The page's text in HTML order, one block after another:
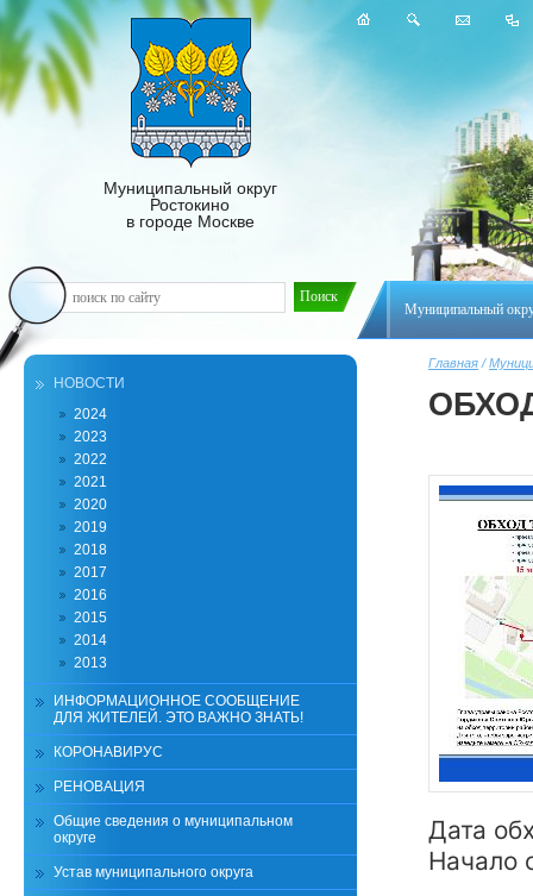
Муниципальный
Муниципальный округ
Ростокино
в городе Москве
Главная /
Дата
Начало
НОВОСТИ
2024
2023
2022
2021
2020
2019
2018
2017
2016
2015
2014
2013
ИНФОРМАЦИОННОЕ СООБЩЕНИЕ
ДЛЯ ЖИТЕЛЕЙ. ЭТО ВАЖНО ЗНАТЬ!
КОРОНАВИРУС
РЕНОВАЦИЯ
Общие сведения о муниципальном
округе
Устав муниципального округа